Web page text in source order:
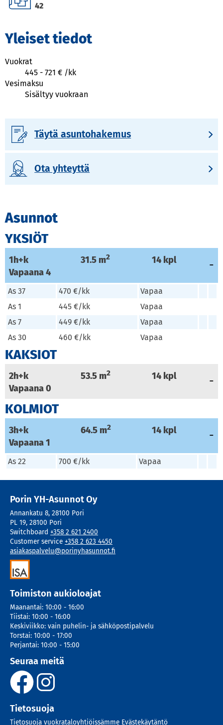
42
Yleiset tiedot
Vuokrat
445 - 721 € / kk
Vesimaksu
Sisältyy vuokraan
Täytä asuntohakemus
Ota yhteyttä
Asunnot
YKSIÖT
1h+k 31.5m2 14 kpl
Vapaana4
As 37 470 €/kk
Vapaa
As 1
445 €/kk
Vapaa
As 7
449 €/kk
Vapaa
As 30
460 €/kk Vapaa
KAKSIOT
2h+k 53.5m2 14 kpl
Vapaana0
KOLMIOT
3h+k 64.5m2 14 kpl
Vapaana1
As 22 700 €/kk Vapaa
Porin YH-Asunnot Oy
Annankatu 8, 28100 Pori
PL 19, 28100 Pori
Switchboard +358 2 621 2400
Customer service +358 2 623 4450
asiakaspalvelu@porinyhasunnot.fi
Toimiston aukioloajat
Maanantai: 10:00 - 16:00
Tiistai: 10:00 - 16:00
Keskiviikko: vain puhelin- ja sähköpostipalvelu
Torstai: 10:00 - 17:00
Perjantai: 10:00 - 15:00
Seuraa meitä
Tietosuoja
Tietosuoja vuokrataloyhtiöissämme Evästekäytäntö